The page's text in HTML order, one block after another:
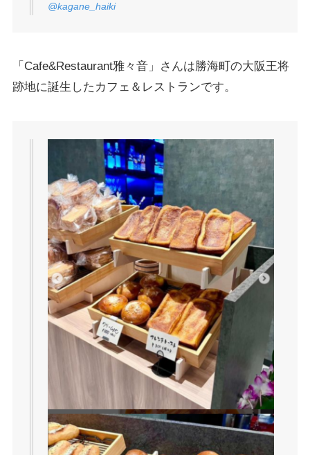
@kagane_haiki
「Cafe&Restaurant雅々音」さんは勝海町の大阪王将
跡地に誕生したカフェ＆レストランです。